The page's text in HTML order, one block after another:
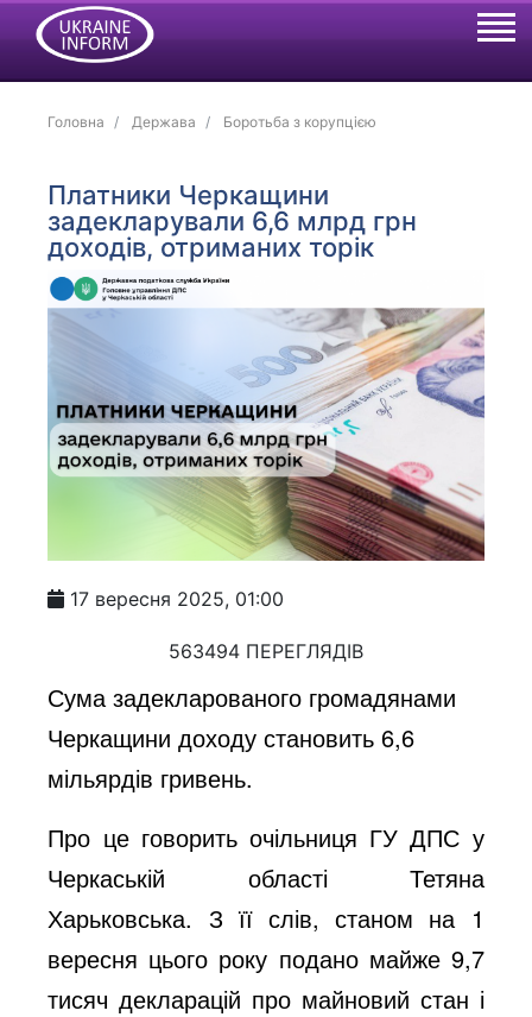
Головна Держава Боротьба з корупцією
Платники Черкащини
задекларували 6,6 млрд грн
доходів, отриманих торік
17 вересня 2025, 01:00
563494 ПЕРЕГЛЯДІВ
Сума задекларованого громадянами
Черкащини доходу становить 6,6
мільярдів гривень.
Про це говорить очільниця ГУ ДПС у
Черкаській області Тетяна
Харьковська. З її слів, станом на 1
вересня цього року подано майже 9,7
тисяч декларацій про майновий стан і